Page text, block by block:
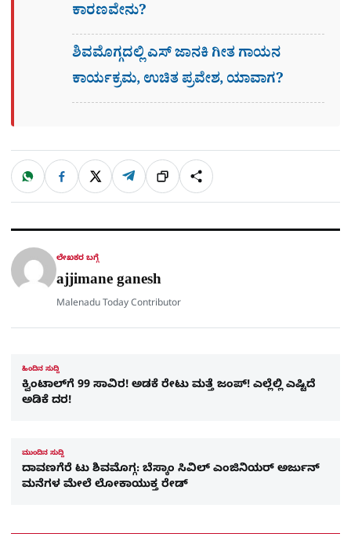
ಕಾರಣವೇನು?
ಶಿವಮೊಗ್ಗದಲ್ಲಿ ಎಸ್​ ಜಾನಕಿ ಗೀತ ಗಾಯನ
ಕಾರ್ಯಕ್ರಮ, ಉಚಿತ ಪ್ರವೇಶ, ಯಾವಾಗ?
ಹಂಚಿಕೊಳ್ಳಿ
W
a
t
p
F
c
e
o
X T
l
e
a
ಲಿಂ
ಕ್
S
h
a
ಲೇಖಕರ ಬಗ್ಗೆ
ajjimane ganesh
Malenadu Today Contributor
ಹಿಂದಿನ ಸುದ್ದಿ
ಕ್ವಿಂಟಾಲ್‌ಗೆ 99 ಸಾವಿರ! ಅಡಕೆ ರೇಟು ಮತ್ತೆ ಜಂಪ್! ಎಲ್ಲೆಲ್ಲಿ ಎಷ್ಟಿದೆ
ಅಡಿಕೆ ದರ!
ಮುಂದಿನ ಸುದ್ದಿ
ದಾವಣಗೆರೆ ಟು ಶಿವಮೊಗ್ಗ: ಬೆಸ್ಕಾಂ ಸಿವಿಲ್ ಎಂಜಿನಿಯರ್ ಅರ್ಜುನ್
ಮನೆಗಳ ಮೇಲೆ ಲೋಕಾಯುಕ್ತ ರೇಡ್